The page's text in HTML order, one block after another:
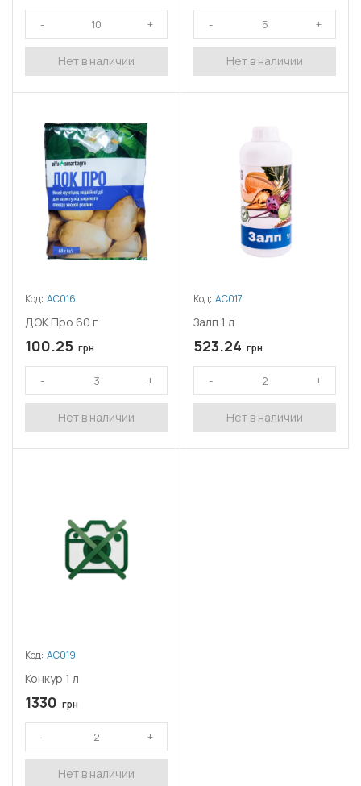
Нет в наличии Нет в наличии
Код: АС016
ДОК Про 60 г
100.25 грн
Нет в наличии
Код: АС017
Залп 1 л
523.24 грн
Нет в наличии
Код: АС019
Конкур 1 л
1330 грн
Нет в наличии